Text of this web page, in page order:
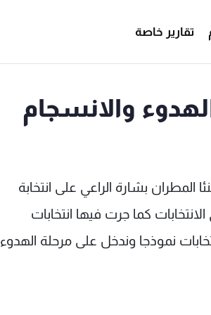
تقارير خاصة
والانسجام
المطران بشارة الراعي على انتخابة
كما جرت فيها انتخابات
نموذجا وندخل على مرحلة الهدوء